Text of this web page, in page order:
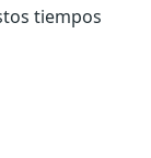
tiempos